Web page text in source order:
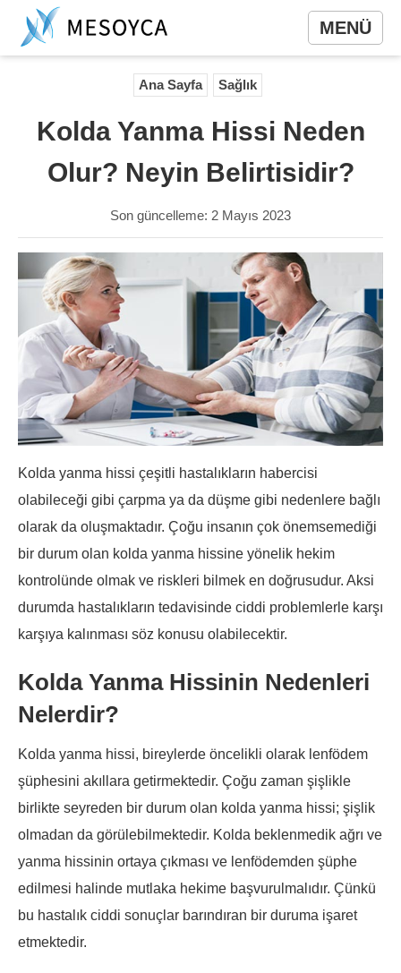
MENÜ
Ana Sayfa Sağlık
Kolda Yanma Hissi Neden
Olur? Neyin Belirtisidir?
Son güncelleme: 2 Mayıs 2023
Kolda yanma hissi çeşitli hastalıkların habercisi
olabileceği gibi çarpma ya da düşme gibi nedenlere bağlı
olarak da oluşmaktadır. Çoğu insanın çok önemsemediği
bir durum olan kolda yanma hissine yönelik hekim
kontrolünde olmak ve riskleri bilmek en doğrusudur. Aksi
durumda hastalıkların tedavisinde ciddi problemlerle karşı
karşıya kalınması söz konusu olabilecektir.
Kolda Yanma Hissinin Nedenleri
Nelerdir?
Kolda yanma hissi, bireylerde öncelikli olarak lenfödem
şüphesini akıllara getirmektedir. Çoğu zaman şişlikle
birlikte seyreden bir durum olan kolda yanma hissi; şişlik
olmadan da görülebilmektedir. Kolda beklenmedik ağrı ve
yanma hissinin ortaya çıkması ve lenfödemden şüphe
edilmesi halinde mutlaka hekime başvurulmalıdır. Çünkü
bu hastalık ciddi sonuçlar barındıran bir duruma işaret
etmektedir.